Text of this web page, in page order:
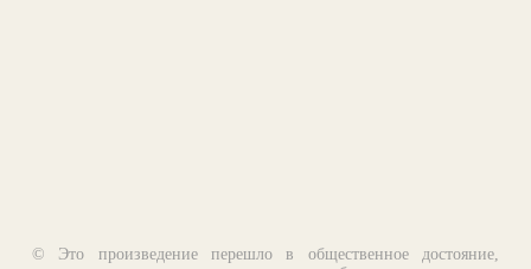
© Это произведение перешло в общественное достояние,